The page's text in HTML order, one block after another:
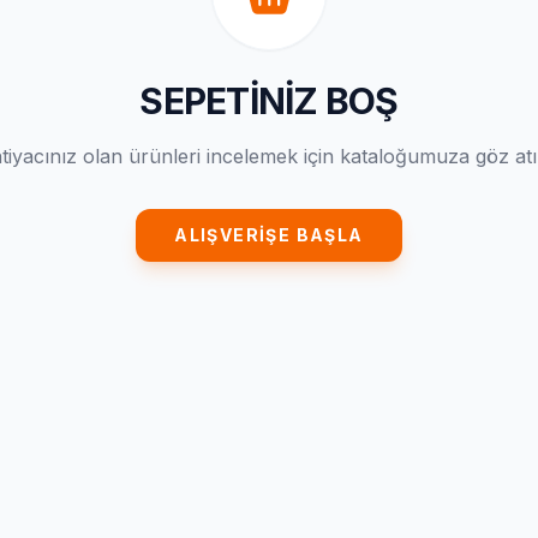
SEPETINIZ BOŞ
olan ürünleri incelemek için kataloğumuza göz
ALIŞVERIŞE BAŞLA